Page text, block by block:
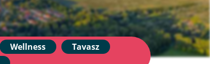
Wellness
Tavasz